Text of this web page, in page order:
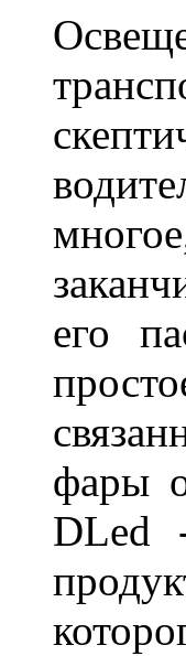
его
фары
DLed